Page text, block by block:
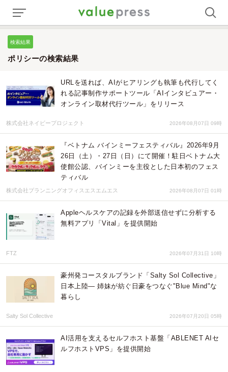
検索結果
ポリシーの検索結果
URLを送れば、AIがヒアリングも執筆も代行してく
れる記事制作サポートツール「AIインタビュアー・
オンライン取材代行ツール」をリリース
株式会社ネイビープロジェクト 2026年08月07日 09時
『ベトナム バインミーフェスティバル』2026年9月
26日（土）・27日（日）にて開催！駐日ベトナム大
使館公認、バインミーを主役とした日本初のフェス
ティバル
株式会社プランニングオフィスエスエムエス 2026年08月07日 01時
Appleヘルスケアの記録を外部送信せずに分析する
無料アプリ「Vital」を提供開始
FTZ 2026年07月31日 10時
豪州発コースタルブランド「Salty Sol Collective」
日本上陸— 姉妹が紡ぐ日豪をつなぐ"Blue Mind"な
暮らし
Salty Sol Collective 2026年07月20日 05時
AI活用を支えるセルフホスト基盤「ABLENET AIセ
ルフホストVPS」を提供開始